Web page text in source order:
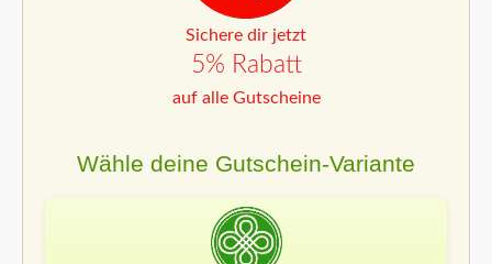
Sichere dir jetzt
5% Rabatt
auf alle Gutscheine
Wähle deine Gutschein-Variante